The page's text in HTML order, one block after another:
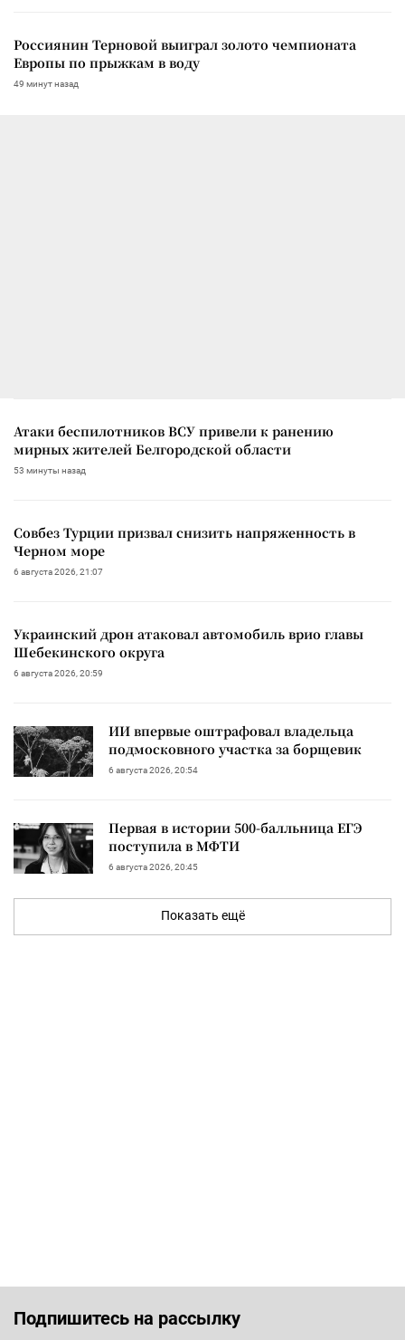
Россиянин Терновой выиграл золото чемпионата
Европы по прыжкам в воду
49 минут назад
Атаки беспилотников ВСУ привели к ранению
мирных жителей Белгородской области
53 минуты назад
Совбез Турции призвал снизить напряженность в
Черном море
6 августа 2026, 21:07
Украинский дрон атаковал автомобиль врио главы
Шебекинского округа
6 августа 2026, 20:59
ИИ впервые оштрафовал владельца
подмосковного участка за борщевик
6 августа 2026, 20:54
Первая в истории 500-балльница ЕГЭ
поступила в МФТИ
6 августа 2026, 20:45
Показать ещё
Подпишитесь на рассылку